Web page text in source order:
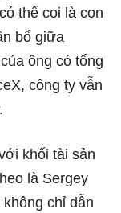
thể coi là con
bổ giữa
ông có tổng
công ty vẫn
khối tài sản
là Sergey
chỉ dẫn